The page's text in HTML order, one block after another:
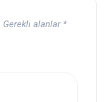
Gerekli alanlar *